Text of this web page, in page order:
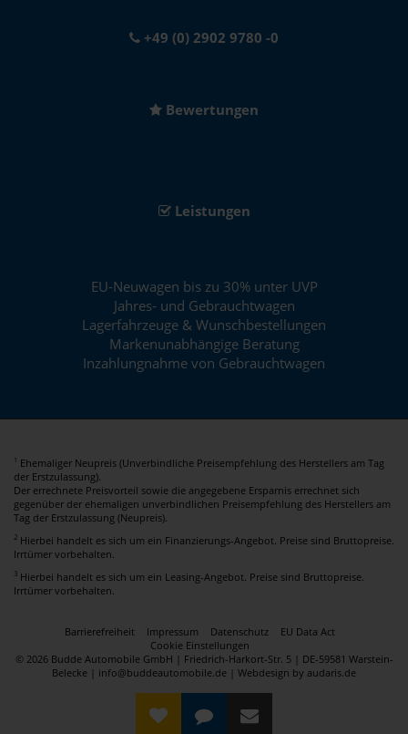
+49 (0) 2902 9780 -0
Bewertungen
Leistungen
EU-Neuwagen bis zu 30% unter UVP
Jahres- und Gebrauchtwagen
Lagerfahrzeuge & Wunschbestellungen
Markenunabhängige Beratung
Inzahlungnahme von Gebrauchtwagen
1
Ehemaliger Neupreis (Unverbindliche Preisempfehlung des Herstellers am Tag
der Erstzulassung).
Der errechnete Preisvorteil sowie die angegebene Ersparnis errechnet sich
gegenüber der ehemaligen unverbindlichen Preisempfehlung des Herstellers am
Tag der Erstzulassung (Neupreis).
2 Hierbei handelt es sich um ein Finanzierungs-Angebot. Preise sind Bruttopreise.
Irrtümer vorbehalten.
3 Hierbei handelt es sich um ein Leasing-Angebot. Preise sind Bruttopreise.
Irrtümer vorbehalten.
Barrierefreiheit Impressum Datenschutz
EU Data Act
Cookie Einstellungen
© 2026 Budde Automobile GmbH | Friedrich-Harkort-Str. 5 | DE-59581 Warstein-
Belecke | info@buddeautomobile.de | Webdesign by audaris.de